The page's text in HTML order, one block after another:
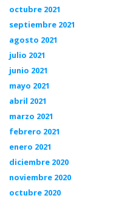
octubre 2021
septiembre 2021
agosto 2021
julio 2021
junio 2021
mayo 2021
abril 2021
marzo 2021
febrero 2021
enero 2021
diciembre 2020
noviembre 2020
octubre 2020